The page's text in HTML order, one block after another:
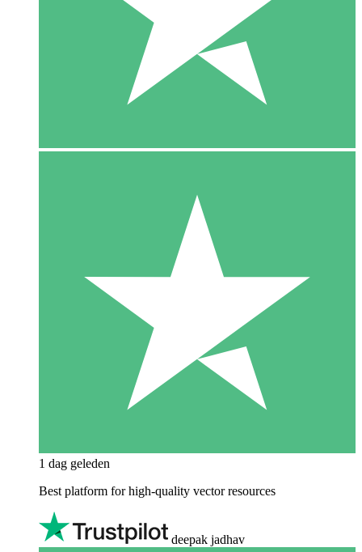
1 dag geleden
Best platform for high-quality vector resources
deepak jadhav